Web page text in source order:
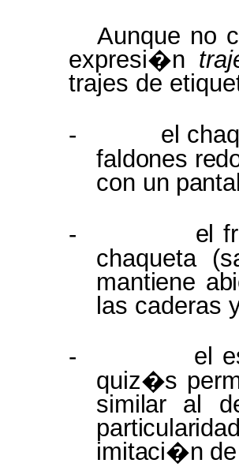
Aunque no
expresi�n
trajes de
-
el
faldones
con un
-
el
chaqueta
mantiene
las caderas
-
el
quiz�s
similar
al
particularidad
imitaci�n de